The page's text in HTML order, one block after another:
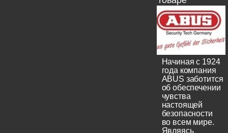
Начиная с 1924
года компания
ABUS заботится
об обеспечении
чувства
настоящей
безопасности
во всем мире.
Являясь